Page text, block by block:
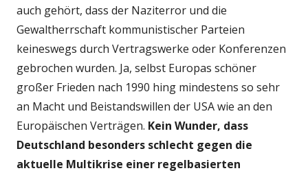
auch gehört, dass der Naziterror und die
Gewaltherrschaft kommunistischer Parteien
keineswegs durch Vertragswerke oder Konferenzen
gebrochen wurden. Ja, selbst Europas schöner
großer Frieden nach 1990 hing mindestens so sehr
an Macht und Beistandswillen der USA wie an den
Europäischen Verträgen. Kein Wunder, dass
Deutschland besonders schlecht gegen die
aktuelle Multikrise einer regelbasierten